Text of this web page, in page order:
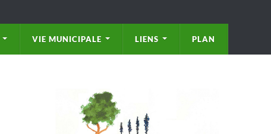
VIE MUNICIPALE LIENS PLAN